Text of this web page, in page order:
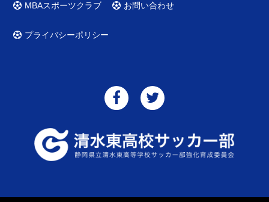
MBAスポーツクラブ お問い合わせ
プライバシーポリシー